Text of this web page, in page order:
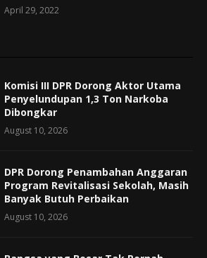
April 29, 2022
Komisi III DPR Dorong Aktor Utama
Penyelundupan 1,3 Ton Narkoba
Dibongkar
August 10, 2026
DPR Dorong Penambahan Anggaran
Program Revitalisasi Sekolah, Masih
Banyak Butuh Perbaikan
August 10, 2026